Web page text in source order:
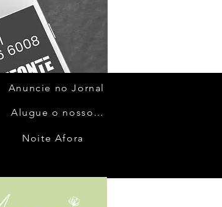
Anuncie no Jornal
Alugue o nosso espaço
Noite Afora